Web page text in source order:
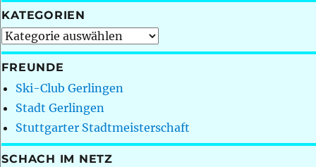
KATEGORIEN
Kategorien
FREUNDE
Ski-Club Gerlingen
Stadt Gerlingen
Stuttgarter Stadtmeisterschaft
SCHACH IM NETZ